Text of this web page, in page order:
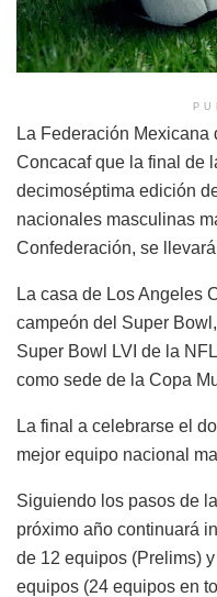
La Federación
Concacaf que la final de
decimoséptima edición
nacionales masculinas
Confederación, se
La casa de Los Angeles
campeón del Super
Super Bowl LVI de la
como sede de la Copa
La final a celebrarse el
mejor equipo nacional
Siguiendo los pasos de
próximo año continuará
de 12 equipos (Prelims)
equipos (24 equipos en